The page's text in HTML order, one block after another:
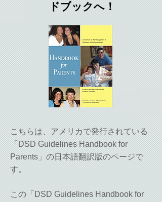
ドブックへ！
こちらは、アメリカで発行されている
「DSD Guidelines Handbook for
Parents」の日本語翻訳版のページで
す。
この「DSD Guidelines Handbook for